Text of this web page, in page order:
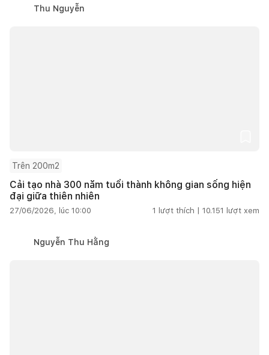
Thu Nguyễn
Trên 200m2
Cải tạo nhà 300 năm tuổi thành không gian sống hiện
đại giữa thiên nhiên
27/06/2026, lúc 10:00 1 lượt thích | 10.151 lượt xem
Nguyễn Thu Hằng